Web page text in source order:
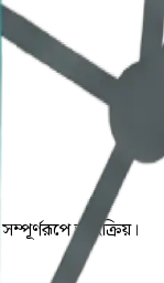
স্বয়ংক্রিয়।